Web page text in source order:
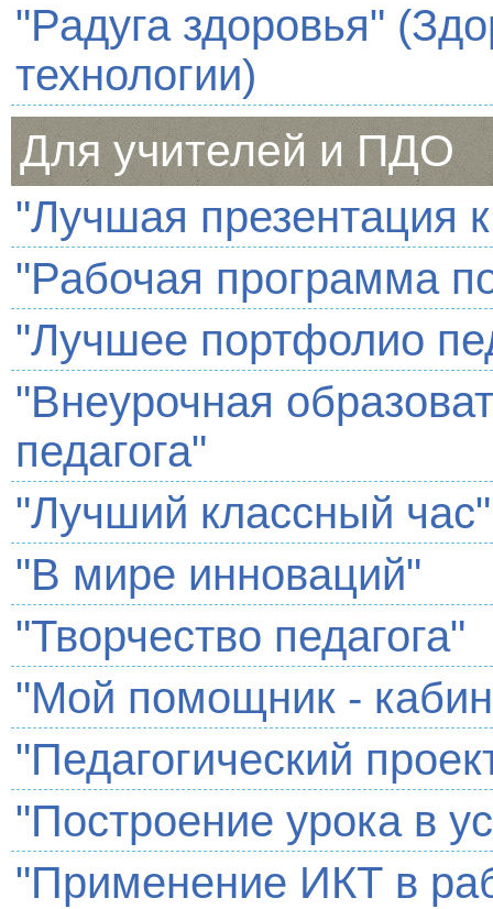
"Радуга здоровья"
технологии)
Для учителей и ПДО
"Лучшая презентация
"Рабочая программа
"Лучшее портфолио
"Внеурочная
педагога"
"Лучший классный час"
"В мире инноваций"
"Творчество педагога"
"Мой помощник -
"Педагогический
"Построение урока в
"Применение ИКТ в